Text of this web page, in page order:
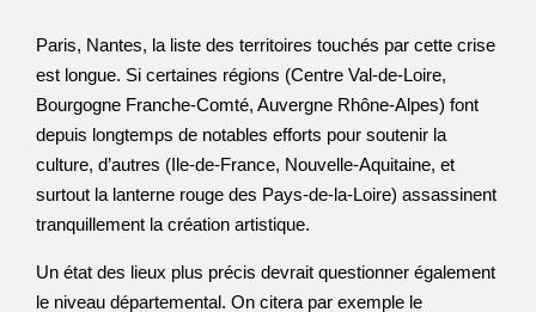
Paris, Nantes, la liste des territoires touchés par cette crise
est longue. Si certaines régions (Centre Val-de-Loire,
Bourgogne Franche-Comté, Auvergne Rhône-Alpes) font
depuis longtemps de notables efforts pour soutenir la
culture, d’autres (Ile-de-France, Nouvelle-Aquitaine, et
surtout la lanterne rouge des Pays-de-la-Loire) assassinent
tranquillement la création artistique.
Un état des lieux plus précis devrait questionner également
le niveau départemental. On citera par exemple le